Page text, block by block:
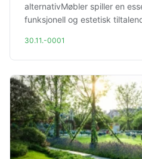
alternativMøbler spiller en
funksjonell og estetisk
30.11.-0001